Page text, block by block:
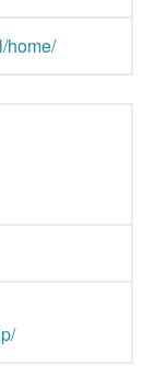
home/